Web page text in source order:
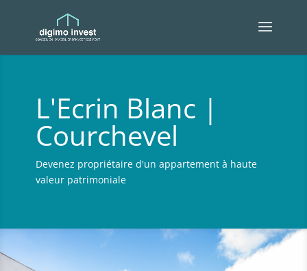
L'Ecrin Blanc |
Courchevel
Devenez propriétaire d'un appartement à haute
valeur patrimoniale